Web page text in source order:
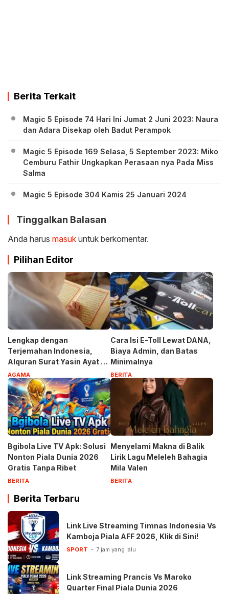
Berita Terkait
Magic 5 Episode 74 Hari Ini Jumat 2 Juni 2023: Naura
dan Adara Disekap oleh Badut Perampok
Magic 5 Episode 169 Selasa, 5 September 2023: Miko
Cemburu Fathir Ungkapkan Perasaan nya Pada Miss
Salma
Magic 5 Episode 304 Kamis 25 Januari 2024
Tinggalkan Balasan
Anda harus masuk untuk berkomentar.
Pilihan Editor
Lengkap dengan
Terjemahan Indonesia,
Alquran Surat Yasin Ayat 1-
83
AGAMA
Cara Isi E-Toll Lewat DANA,
Biaya Admin, dan Batas
Minimalnya
BERITA
Bgibola Live TV Apk: Solusi
Nonton Piala Dunia 2026
Gratis Tanpa Ribet
BERITA
Menyelami Makna di Balik
Lirik Lagu Meleleh Bahagia
Mila Valen
BERITA
Berita Terbaru
Link Live Streaming Timnas Indonesia Vs
Kamboja Piala AFF 2026, Klik di Sini!
SPORT 7 jam yang lalu
Link Streaming Prancis Vs Maroko
Quarter Final Piala Dunia 2026